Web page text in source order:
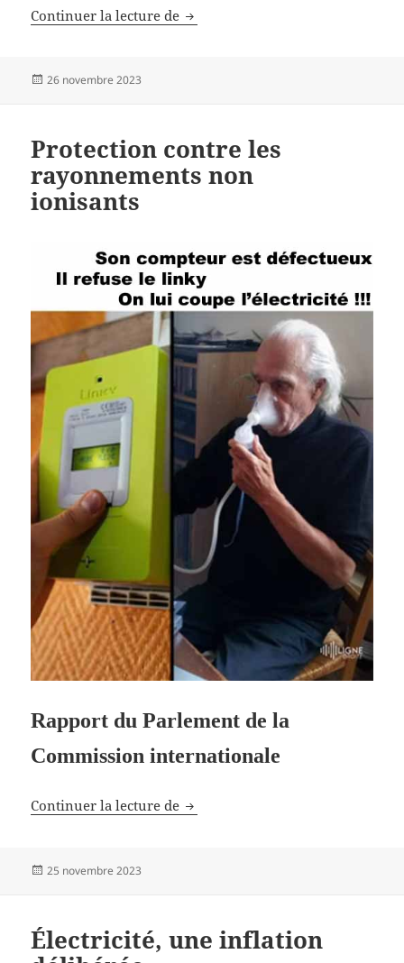
Continuer la lecture de Crédit social à la chinoise
Publié
26 novembre 2023
Protection contre les
rayonnements non
ionisants
Rapport du Parlement de la
Commission internationale
Continuer la lecture de Protection contre les
Publié
25 novembre 2023
Électricité, une inflation